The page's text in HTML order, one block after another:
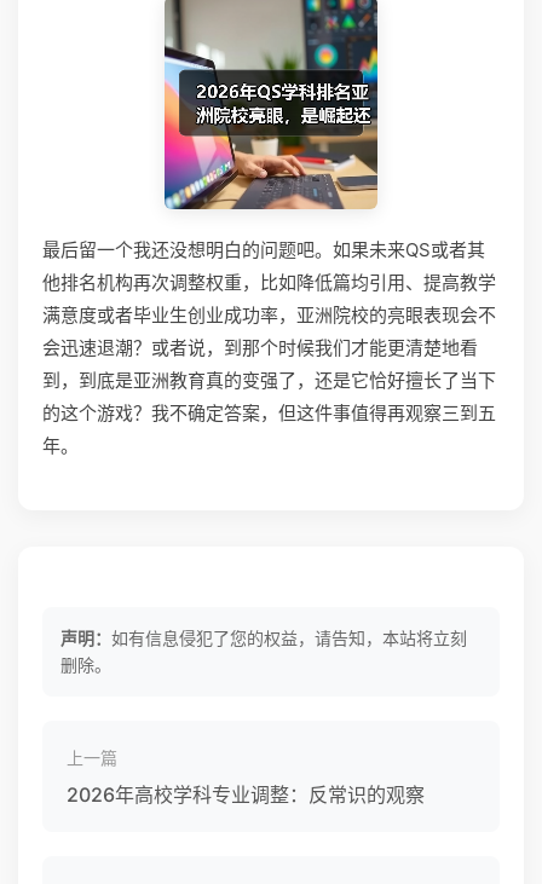
最后留一个我还没想明白的问题吧。如果未来QS或者其
他排名机构再次调整权重，比如降低篇均引用、提高教学
满意度或者毕业生创业成功率，亚洲院校的亮眼表现会不
会迅速退潮？或者说，到那个时候我们才能更清楚地看
到，到底是亚洲教育真的变强了，还是它恰好擅长了当下
的这个游戏？我不确定答案，但这件事值得再观察三到五
年。
声明： 如有信息侵犯了您的权益，请告知，本站将立刻
删除。
上一篇
2026年高校学科专业调整：反常识的观察